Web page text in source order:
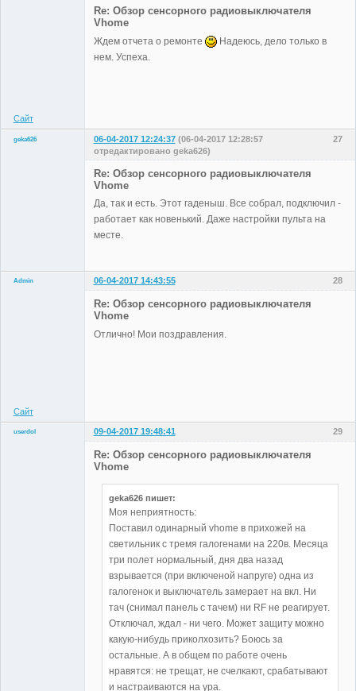
Re: Обзор сенсорного радиовыключателя
Vhome
Ждем отчета о ремонте
Надеюсь, дело только в
нем. Успеха.
Сайт
27
geka626 06-04-2017 12:24:37 (06-04-2017 12:28:57
отредактировано geka626)
Re: Обзор сенсорного радиовыключателя
Vhome
Да, так и есть. Этот гаденыш. Все собрал, подключил -
работает как новенький. Даже настройки пульта на
месте.
28
Admin 06-04-2017 14:43:55
Re: Обзор сенсорного радиовыключателя
Vhome
Отлично! Мои поздравления.
Сайт
29
userdol
09-04-2017 19:48:41
Re: Обзор сенсорного радиовыключателя
Vhome
geka626 пишет:
Моя неприятность:
Поставил одинарный vhome в прихожей на
светильник с тремя галогенами на 220в. Месяца
три полет нормальный, дня два назад
взрывается (при включеной напруге) одна из
галогенок и выключатель замерает на вкл. Ни
тач (снимал панель с тачем) ни RF не реагирует.
Отключал, ждал - ни чего. Может защиту можно
какую-нибудь приколхозить? Боюсь за
остальные. А в общем по работе очень
нравятся: не трещат, не счелкают, срабатывают
и настраиваются на ура.